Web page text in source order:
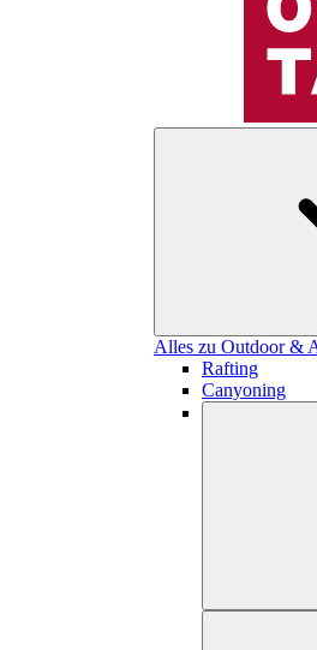
Alles zu Outdoor &
Rafting
Canyoning